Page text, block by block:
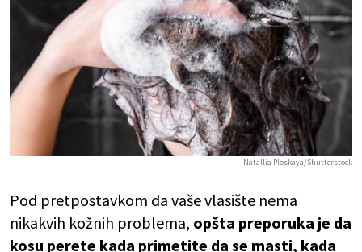
Natallia Ploskaya/Shutterstock
Pod pretpostavkom da vaše vlasište nema
nikakvih kožnih problema, opšta preporuka je da
kosu perete kada primetite da se masti, kada